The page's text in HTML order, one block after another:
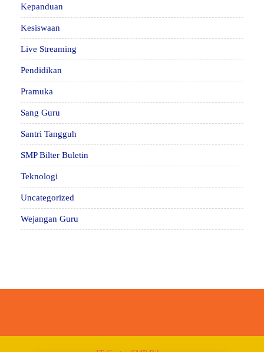
Kepanduan
Kesiswaan
Live Streaming
Pendidikan
Pramuka
Sang Guru
Santri Tangguh
SMP Bilter Buletin
Teknologi
Uncategorized
Wejangan Guru